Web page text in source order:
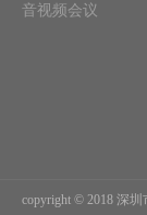
音视频会议
copyright © 2018 深